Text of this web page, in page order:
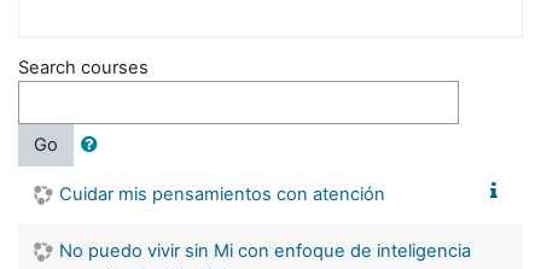
Search courses
Go
Cuidar mis pensamientos con atención
No puedo vivir sin Mi con enfoque de inteligencia